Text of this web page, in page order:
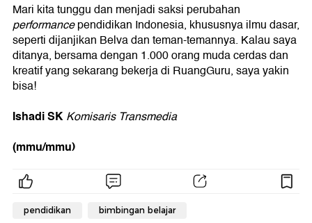
Mari kita tunggu dan menjadi saksi perubahan
performancependidikan Indonesia, khususnya ilmu dasar,
seperti dijanjikan Belva dan teman-temannya. Kalau saya
ditanya, bersama dengan 1.000 orang muda cerdas dan
kreatif yang sekarang bekerja di RuangGuru, saya yakin
bisa!
Ishadi SKKomisaris Transmedia
(mmu/mmu)
pendidikan bimbingan belajar